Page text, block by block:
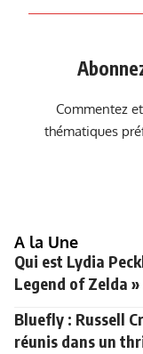
Commentez
thématiques
A la Une
Qui est Lydia
Legend of Zelda »
Bluefly : Russell
réunis dans un